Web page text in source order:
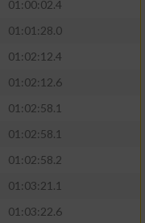
01:00:02.4
01:01:28.0
01:02:12.4
01:02:12.6
01:02:58.1
01:02:58.1
01:02:58.2
01:03:21.1
01:03:22.6